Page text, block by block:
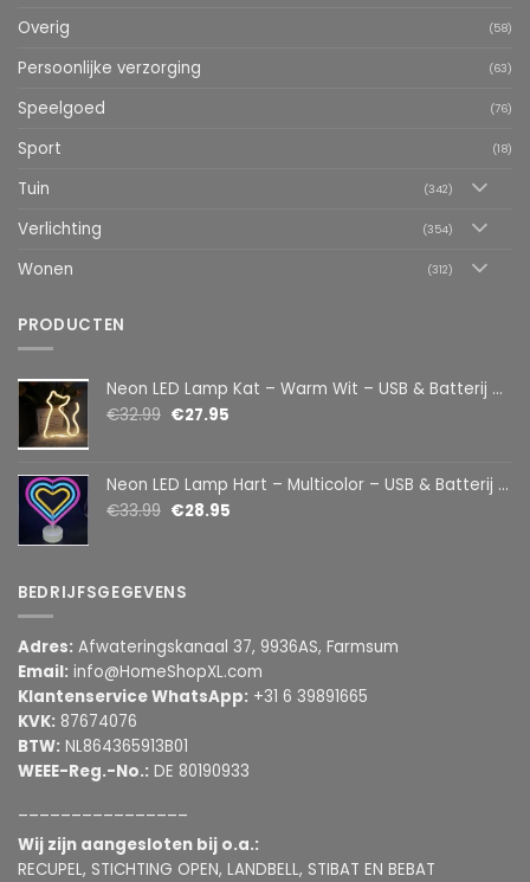
Overig (58)
Persoonlijke verzorging (63)
Speelgoed (76)
Sport (18)
Tuin (342)
Verlichting (354)
Wonen (312)
PRODUCTEN
Neon LED Lamp Kat – Warm Wit – USB & Batterij – Decoratieve Tafellamp voor Kinderkamer – 28,5 x 24,5 cm
€32.99 €27.95
Neon LED Lamp Hart – Multicolor – USB & Batterij – Hartvormige Sfeerlamp – Kinderkamer & Slaapkamer – 25,2 x 23 cm
€33.99 €28.95
BEDRIJFSGEGEVENS
Adres: Afwateringskanaal 37, 9936AS, Farmsum
Email: info@HomeShopXL.com
Klantenservice WhatsApp: +31 6 39891665
KVK: 87674076
BTW: NL864365913B01
WEEE-Reg.-No.: DE 80190933
Wij zijn aangesloten bij o.a.:
RECUPEL, STICHTING OPEN, LANDBELL, STIBAT EN BEBAT